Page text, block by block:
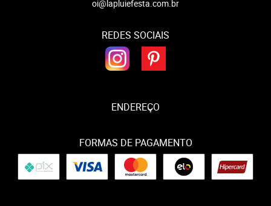
oi@lapluiefesta.com.br
REDES SOCIAIS
ENDEREÇO
FORMAS DE PAGAMENTO